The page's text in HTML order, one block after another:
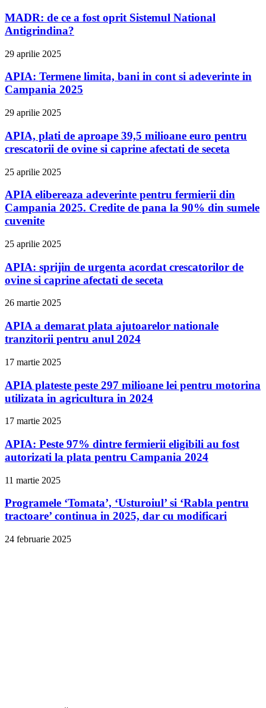
MADR: de ce a fost oprit Sistemul National
Antigrindina?
29 aprilie 2025
APIA: Termene limita, bani in cont si adeverinte in
Campania 2025
29 aprilie 2025
APIA, plati de aproape 39,5 milioane euro pentru
crescatorii de ovine si caprine afectati de seceta
25 aprilie 2025
APIA elibereaza adeverinte pentru fermierii din
Campania 2025. Credite de pana la 90% din sumele
cuvenite
25 aprilie 2025
APIA: sprijin de urgenta acordat crescatorilor de
ovine si caprine afectati de seceta
26 martie 2025
APIA a demarat plata ajutoarelor nationale
tranzitorii pentru anul 2024
17 martie 2025
APIA plateste peste 297 milioane lei pentru motorina
utilizata in agricultura in 2024
17 martie 2025
APIA: Peste 97% dintre fermierii eligibili au fost
autorizati la plata pentru Campania 2024
11 martie 2025
Programele ‘Tomata’, ‘Usturoiul’ si ‘Rabla pentru
tractoare’ continua in 2025, dar cu modificari
24 februarie 2025